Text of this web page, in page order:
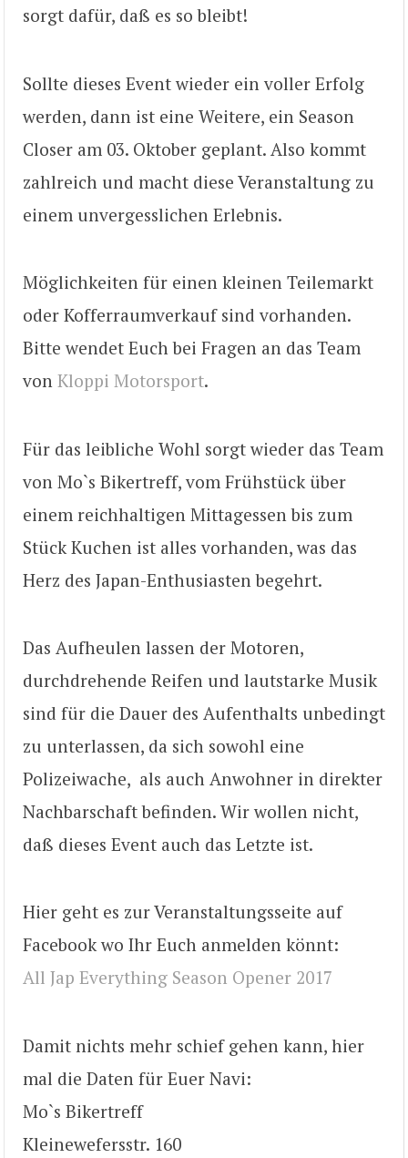
sorgt dafür, daß es so bleibt!
Sollte dieses Event wieder ein voller Erfolg
werden, dann ist eine Weitere, ein Season
Closer am 03. Oktober geplant. Also kommt
zahlreich und macht diese Veranstaltung zu
einem unvergesslichen Erlebnis.
Möglichkeiten für einen kleinen Teilemarkt
oder Kofferraumverkauf sind vorhanden.
Bitte wendet Euch bei Fragen an das Team
von Kloppi Motorsport.
Für das leibliche Wohl sorgt wieder das Team
von Mo`s Bikertreff, vom Frühstück über
einem reichhaltigen Mittagessen bis zum
Stück Kuchen ist alles vorhanden, was das
Herz des Japan-Enthusiasten begehrt.
Das Aufheulen lassen der Motoren,
durchdrehende Reifen und lautstarke Musik
sind für die Dauer des Aufenthalts unbedingt
zu unterlassen, da sich sowohl eine
Polizeiwache, als auch Anwohner in direkter
Nachbarschaft befinden. Wir wollen nicht,
daß dieses Event auch das Letzte ist.
Hier geht es zur Veranstaltungsseite auf
Facebook wo Ihr Euch anmelden könnt:
All Jap Everything Season Opener 2017
Damit nichts mehr schief gehen kann, hier
mal die Daten für Euer Navi:
Mo`s Bikertreff
Kleinewefersstr. 160